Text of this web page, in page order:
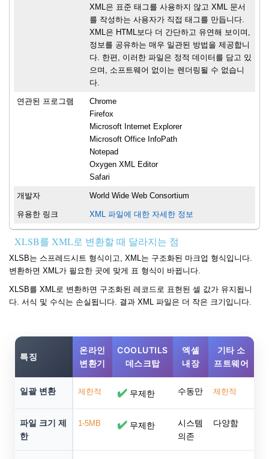
XML은 표준 태그를 사용하지 않고 XML 문서
를 작성하는 사용자가 직접 태그를 만듭니다.
XML은 HTML보다 더 간단하고 유연해 보이며,
정보를 공유하는 매우 일관된 방법을 제공합니
다. 한편, 이러한 파일은 정적 데이터를 담고 있
으며, 소프트웨어 없이는 렌더링될 수 없습니
다.
연관된 프로그램
Chrome
Firefox
Microsoft Internet Explorer
Microsoft Office InfoPath
Notepad
Oxygen XML Editor
Safari
개발자 World Wide Web Consortium
유용한 링크 XML 파일에 대한 자세한 정보
XLSB를 XML로 변환할 때 달라지는 점
XLSB는 스프레드시트 형식이고, XML는 구조화된 마크업 형식입니다.
변환하면 XML가 필요한 곳에 맞게 표 형식이 바뀝니다.
XLSB를 XML로 변환하면 구조화된 레코드로 표현된 셀 값가 유지됩니
다. 서식 및 수식는 손실됩니다. 결과 XML 파일은 더 작은 크기입니다.
특징
온라인
변환기
COOLUTILS
데스크탑
엑셀
내장
기타 소
프트웨어
일괄 변환 제한적 ✔️ 무제한 수동만 제한적
파일 크기 제
한
1-5MB ✔️ 무제한
시스템
의존
다양함